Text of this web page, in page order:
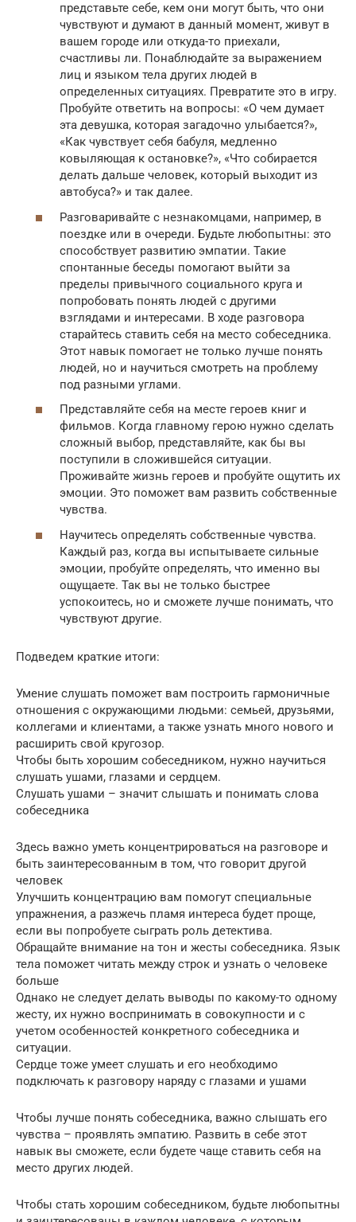
представьте себе, кем они могут быть, что они
чувствуют и думают в данный момент, живут в
вашем городе или откуда-то приехали,
счастливы ли. Понаблюдайте за выражением
лиц и языком тела других людей в
определенных ситуациях. Превратите это в игру.
Пробуйте ответить на вопросы: «О чем думает
эта девушка, которая загадочно улыбается?»,
«Как чувствует себя бабуля, медленно
ковыляющая к остановке?», «Что собирается
делать дальше человек, который выходит из
автобуса?» и так далее.
Разговаривайте с незнакомцами, например, в
поездке или в очереди. Будьте любопытны: это
способствует развитию эмпатии. Такие
спонтанные беседы помогают выйти за
пределы привычного социального круга и
попробовать понять людей с другими
взглядами и интересами. В ходе разговора
старайтесь ставить себя на место собеседника.
Этот навык помогает не только лучше понять
людей, но и научиться смотреть на проблему
под разными углами.
Представляйте себя на месте героев книг и
фильмов. Когда главному герою нужно сделать
сложный выбор, представляйте, как бы вы
поступили в сложившейся ситуации.
Проживайте жизнь героев и пробуйте ощутить их
эмоции. Это поможет вам развить собственные
чувства.
Научитесь определять собственные чувства.
Каждый раз, когда вы испытываете сильные
эмоции, пробуйте определять, что именно вы
ощущаете. Так вы не только быстрее
успокоитесь, но и сможете лучше понимать, что
чувствуют другие.
Подведем краткие итоги:
Умение слушать поможет вам построить гармоничные
отношения с окружающими людьми: семьей, друзьями,
коллегами и клиентами, а также узнать много нового и
расширить свой кругозор.
Чтобы быть хорошим собеседником, нужно научиться
слушать ушами, глазами и сердцем.
Слушать ушами – значит слышать и понимать слова
собеседника
Здесь важно уметь концентрироваться на разговоре и
быть заинтересованным в том, что говорит другой
человек
Улучшить концентрацию вам помогут специальные
упражнения, а разжечь пламя интереса будет проще,
если вы попробуете сыграть роль детектива.
Обращайте внимание на тон и жесты собеседника. Язык
тела поможет читать между строк и узнать о человеке
больше
Однако не следует делать выводы по какому-то одному
жесту, их нужно воспринимать в совокупности и с
учетом особенностей конкретного собеседника и
ситуации.
Сердце тоже умеет слушать и его необходимо
подключать к разговору наряду с глазами и ушами
Чтобы лучше понять собеседника, важно слышать его
чувства – проявлять эмпатию. Развить в себе этот
навык вы сможете, если будете чаще ставить себя на
место других людей.
Чтобы стать хорошим собеседником, будьте любопытны